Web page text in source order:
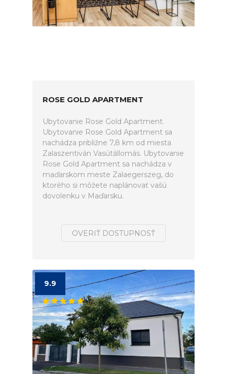
ROSE GOLD APARTMENT
Ubytovanie Rose Gold Apartment.
Ubytovanie Rose Gold Apartment sa
nachádza približne 7,8 km od miesta
Zalaszentiván Vasútállomás. Ubytovanie
Rose Gold Apartment sa nachádza v
maďarskom meste Zalaegerszeg, do
ktorého si môžete naplánovať vašú
dovolenku v Maďarsku.
OVERIŤ DOSTUPNOSŤ
9.9